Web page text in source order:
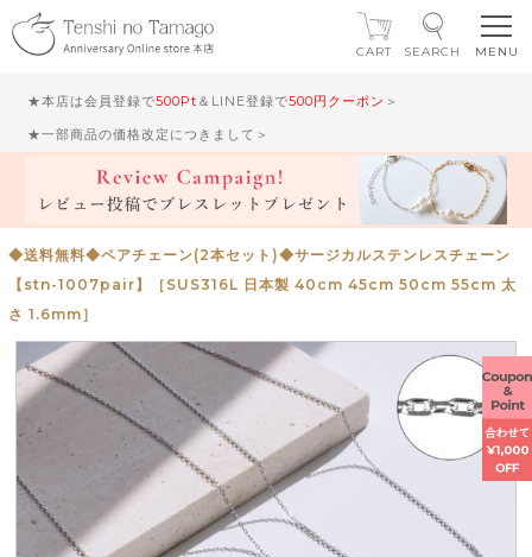
★本店は会員登録で500Pt ＆LINE登録で500円クーポン ＞
★一部商品の価格改定につきまして＞
CART SEARCH
◆送料無料◆ペアチェーン(2本セット)◆サージカルステンレスチェーン
【stn-1007pair】［SUS316L 日本製 40cm 45cm 50cm 55cm 太
さ 1.6mm］